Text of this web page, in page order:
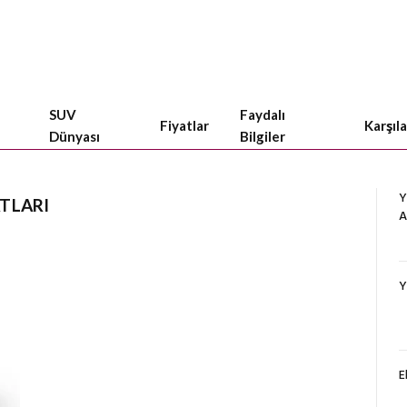
SUV
Dünyası
Fiyatlar
Faydalı
Bilgiler